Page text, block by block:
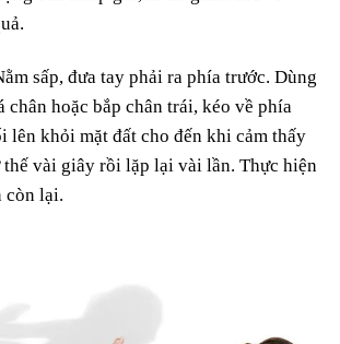
sấp, đưa tay phải ra phía trước. Dùng
chân hoặc bắp chân trái, kéo về phía
lên khỏi mặt đất cho đến khi cảm thấy
thế vài giây rồi lặp lại vài lần. Thực hiện
còn lại.